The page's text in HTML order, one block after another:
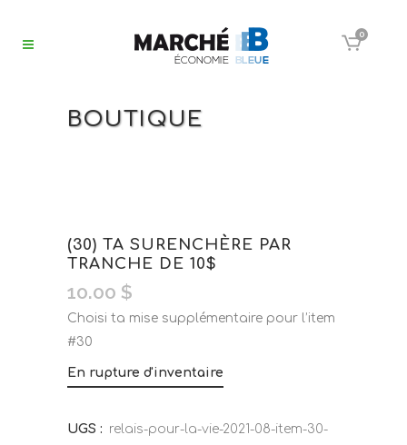
0
BOUTIQUE
(30) TA SURENCHÈRE PAR
TRANCHE DE 10$
10.00 $
Choisi ta mise supplémentaire pour l’item
#30
En rupture d'inventaire
UGS : relais-pour-la-vie-2021-08-item-30-